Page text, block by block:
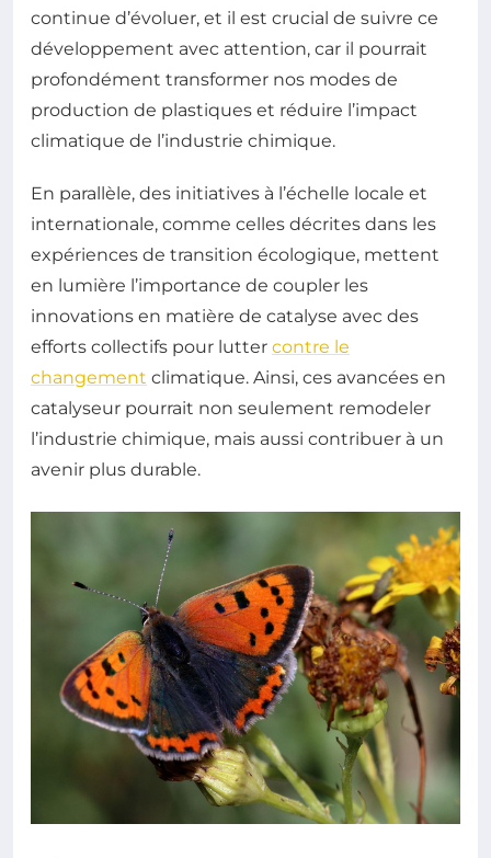
continue d’évoluer, et il est crucial de suivre ce
développement avec attention, car il pourrait
profondément transformer nos modes de
production de plastiques et réduire l’impact
climatique de l’industrie chimique.
En parallèle, des initiatives à l’échelle locale et
internationale, comme celles décrites dans les
expériences de transition écologique, mettent
en lumière l’importance de coupler les
innovations en matière de catalyse avec des
efforts collectifs pour lutter contre le
changement climatique. Ainsi, ces avancées en
catalyseur pourrait non seulement remodeler
l’industrie chimique, mais aussi contribuer à un
avenir plus durable.